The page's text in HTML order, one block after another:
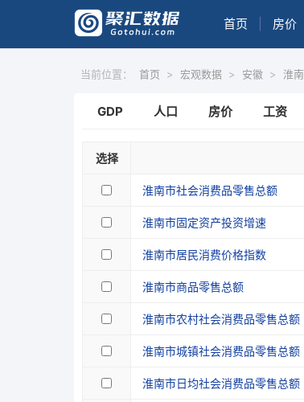
首页 房价
当前位置： 首页 > 宏观数据 > 安徽 > 淮南
GDP 人口 房价 工资
选择
淮南市社会消费品零售总额
淮南市固定资产投资增速
淮南市居民消费价格指数
淮南市商品零售总额
淮南市农村社会消费品零售总额
淮南市城镇社会消费品零售总额
淮南市日均社会消费品零售总额